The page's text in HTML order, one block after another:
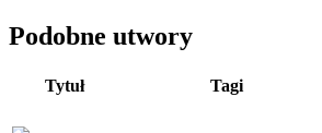
Podobne utwory
Tytuł Tagi